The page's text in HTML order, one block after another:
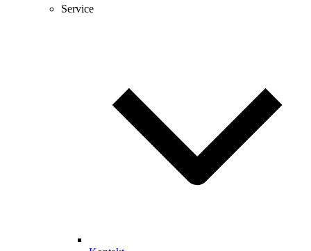
Service